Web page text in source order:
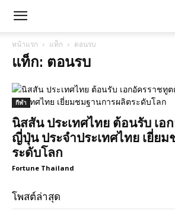
หน้าแรก แท็ก ตอนรบ
แท็ก: ตอนรบ
กีฬา
นิสสัน ประเทศไทย ต้อนรับ เอ
ญี่ปุ่น ประจำประเทศไทย เยี่ย
ระดับโลก
Fortune Thailand
โพสต์ล่าสุด